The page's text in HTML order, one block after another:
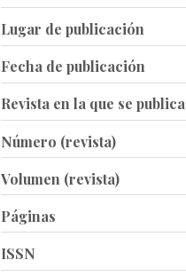
Lugar de publicación
Fecha de publicación
Revista en la que se publica
Número (revista)
Volumen (revista)
Páginas
ISSN